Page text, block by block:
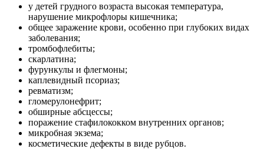
у детей грудного возраста высокая температура,
нарушение микрофлоры кишечника;
общее заражение крови, особенно при глубоких видах
заболевания;
тромбофлебиты;
скарлатина;
фурункулы и флегмоны;
каплевидный псориаз;
ревматизм;
гломерулонефрит;
обширные абсцессы;
поражение стафилококком внутренних органов;
микробная экзема;
косметические дефекты в виде рубцов.